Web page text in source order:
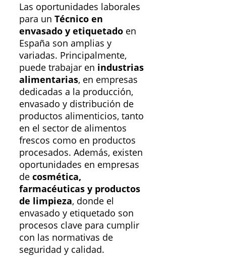
Las oportunidades laborales
para un Técnico en
envasado y etiquetado en
España son amplias y
variadas. Principalmente,
puede trabajar en industrias
alimentarias, en empresas
dedicadas a la producción,
envasado y distribución de
productos alimenticios, tanto
en el sector de alimentos
frescos como en productos
procesados. Además, existen
oportunidades en empresas
de cosmética,
farmacéuticas y productos
de limpieza, donde el
envasado y etiquetado son
procesos clave para cumplir
con las normativas de
seguridad y calidad.